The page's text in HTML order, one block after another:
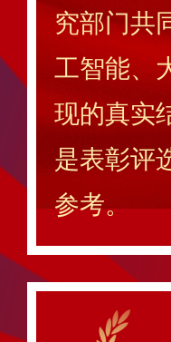
究部门共
工智能、
现的真实
是表彰评
参考。